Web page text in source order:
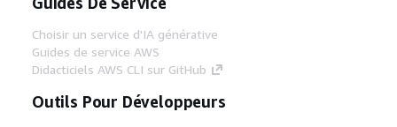
Choisir un service d'IA générative
Guides de service AWS
Didacticiels AWS CLI sur GitHub
Outils Pour Développeurs